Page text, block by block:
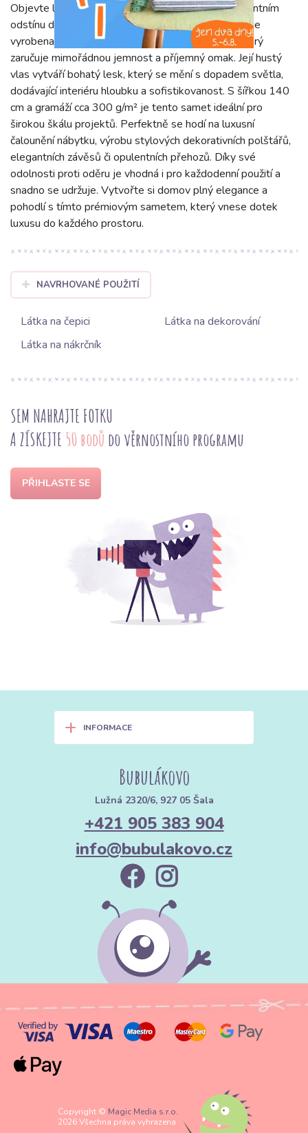
Objevte luxusní samet VELVET PREMIUM v elegantním
odstínu dark army zelené. Tato jednobarevná látka je
vyrobena z vysoce kvalitního 100% polyesteru, který
zaručuje mimořádnou jemnost a příjemný omak. Její hustý
vlas vytváří bohatý lesk, který se mění s dopadem světla,
dodávající interiéru hloubku a sofistikovanost. S šířkou 140
cm a gramáží cca 300 g/m² je tento samet ideální pro
širokou škálu projektů. Perfektně se hodí na luxusní
čalounění nábytku, výrobu stylových dekorativních polštářů,
elegantních závěsů či opulentních přehozů. Díky své
odolnosti proti oděru je vhodná i pro každodenní použití a
snadno se udržuje. Vytvořte si domov plný elegance a
pohodlí s tímto prémiovým sametem, který vnese dotek
luxusu do každého prostoru.
NAVRHOVANÉ POUŽITÍ
Látka na čepici
Látka na dekorování
Látka na nákrčník
SEM NAHRAJTE FOTKU
A ZÍSKEJTE 50 bodů do věrnostního programu
PŘIHLASTE SE
+ INFORMACE
Bubulákovo
Lužná 2320/6, 927 05 Šala
+421 905 383 904
info@bubulakovo.cz
Copyright © Magic Media s.r.o.
2026 Všechna práva vyhrazena